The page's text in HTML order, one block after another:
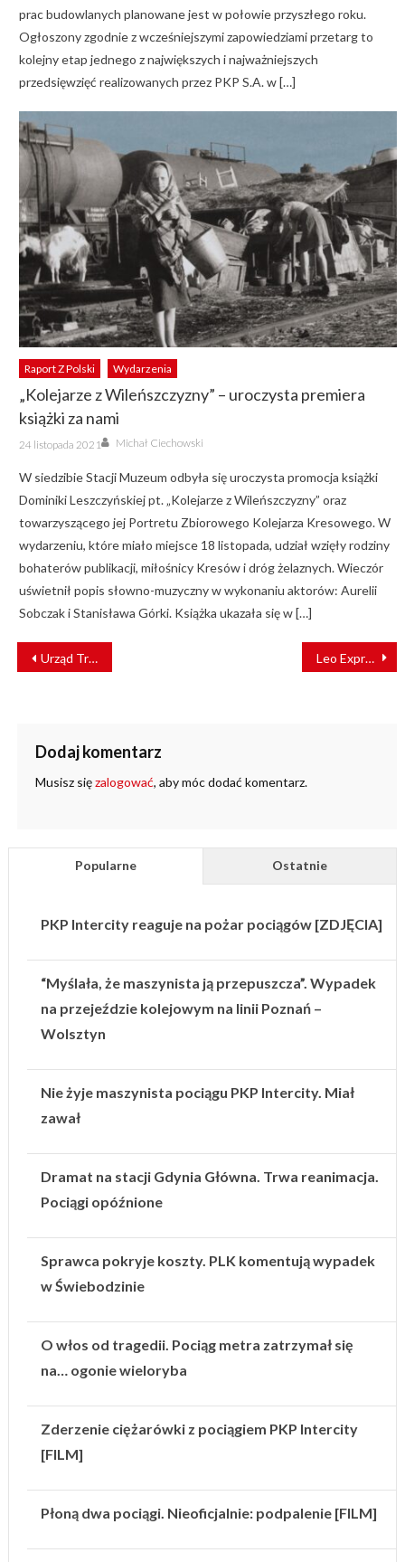
prac budowlanych planowane jest w połowie przyszłego roku.
Ogłoszony zgodnie z wcześniejszymi zapowiedziami przetarg to
kolejny etap jednego z największych i najważniejszych
przedsięwzięć realizowanych przez PKP S.A. w […]
Raport Z Polski Wydarzenia
„Kolejarze z Wileńszczyzny” – uroczysta premiera
książki za nami
Posted
on
24 listopada 2021 Author
Michał Ciechowski
W siedzibie Stacji Muzeum odbyła się uroczysta promocja książki
Dominiki Leszczyńskiej pt. „Kolejarze z Wileńszczyzny” oraz
towarzyszącego jej Portretu Zbiorowego Kolejarza Kresowego. W
wydarzeniu, które miało miejsce 18 listopada, udział wzięły rodziny
bohaterów publikacji, miłośnicy Kresów i dróg żelaznych. Wieczór
uświetnił popis słowno-muzyczny w wykonaniu aktorów: Aurelii
Sobczak i Stanisława Górki. Książka ukazała się w […]
NAWIGACJA
WPISU
Urząd Transportu Kolejowego: rekordowy rok kolei w Polsce Leo Express zwiększa ofertę w Polsce i szykuje połączenie z Niemcami
Dodaj komentarz
Musisz sięzalogować, aby móc dodać komentarz.
Popularne Ostatnie
PKP Intercity reaguje na pożar pociągów [ZDJĘCIA]
“Myślała, że maszynista ją przepuszcza”. Wypadek
na przejeździe kolejowym na linii Poznań –
Wolsztyn
Nie żyje maszynista pociągu PKP Intercity. Miał
zawał
Dramat na stacji Gdynia Główna. Trwa reanimacja.
Pociągi opóźnione
Sprawca pokryje koszty. PLK komentują wypadek
w Świebodzinie
O włos od tragedii. Pociąg metra zatrzymał się
na… ogonie wieloryba
Zderzenie ciężarówki z pociągiem PKP Intercity
[FILM]
Płoną dwa pociągi. Nieoficjalnie: podpalenie [FILM]